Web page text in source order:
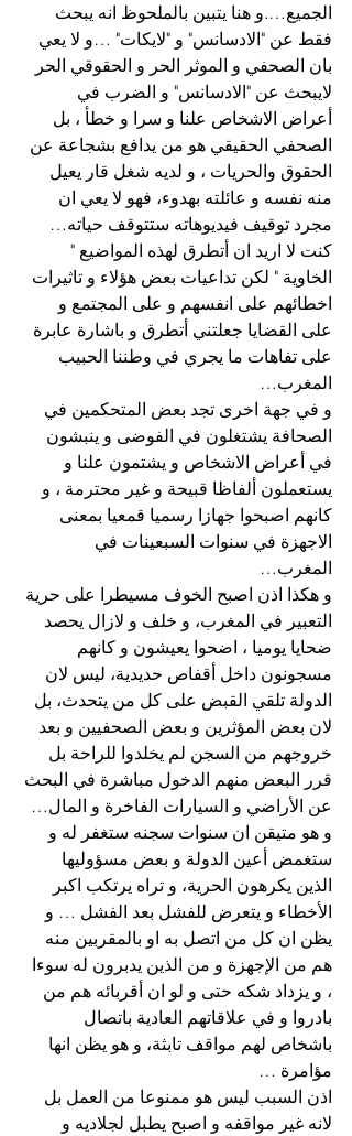
الجميع….و هنا يتبين بالملحوظ انه يبحث
فقط عن "الادسانس" و "لايكات" …و لا يعي
بان الصحفي و الموثر الحر و الحقوقي الحر
لايبحث عن "الادسانس" و الضرب في
أعراض الاشخاص علنا و سرا و خطأ ، بل
الصحفي الحقيقي هو من يدافع بشجاعة عن
الحقوق والحريات ، و لديه شغل قار يعيل
منه نفسه و عائلته بهدوء، فهو لا يعي ان
مجرد توقيف فيديوهاته ستتوقف حياته…
كنت لا اريد ان أتطرق لهذه المواضيع "
الخاوية " لكن تداعيات بعض هؤلاء و تاثيرات
اخطائهم على انفسهم و على المجتمع و
على القضايا جعلتني أتطرق و باشارة عابرة
على تفاهات ما يجري في وطننا الحبيب
المغرب…
و في جهة اخرى تجد بعض المتحكمين في
الصحافة يشتغلون في الفوضى و ينبشون
في أعراض الاشخاص و يشتمون علنا و
يستعملون ألفاظا قبيحة و غير محترمة ، و
كانهم اصبحوا جهازا رسميا قمعيا بمعنى
الاجهزة في سنوات السبعينات في
المغرب…
و هكذا اذن اصبح الخوف مسيطرا على حرية
التعبير في المغرب، و خلف و لازال يحصد
ضحايا يوميا ، اضحوا يعيشون و كانهم
مسجونون داخل أقفاص حديدية، ليس لان
الدولة تلقي القبض على كل من يتحدث، بل
لان بعض المؤثرين و بعض الصحفيين و بعد
خروجهم من السجن لم يخلدوا للراحة بل
قرر البعض منهم الدخول مباشرة في البحث
عن الأراضي و السيارات الفاخرة و المال…
و هو متيقن ان سنوات سجنه ستغفر له و
ستغمض أعين الدولة و بعض مسؤوليها
الذين يكرهون الحرية، و تراه يرتكب اكبر
الأخطاء و يتعرض للفشل بعد الفشل … و
يظن ان كل من اتصل به او بالمقربين منه
هم من الإجهزة و من الذين يدبرون له سوءا
، و يزداد شكه حتى و لو ان أقربائه هم من
بادروا و في علاقاتهم العادية باتصال
باشخاص لهم مواقف تابثة، و هو يظن انها
مؤامرة …
اذن السبب ليس هو ممنوعا من العمل بل
لانه غير مواقفه و اصبح يطبل لجلاديه و